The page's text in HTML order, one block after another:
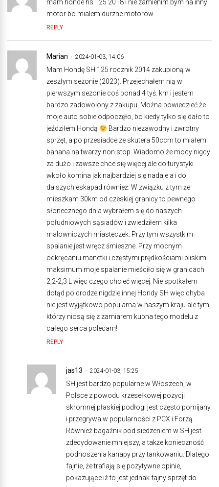
mam honde hs 125 2018 i nie zamienim bym na inny
motor bo mialem durzne motorow
REPLY
Marian 2024-01-03, 14:06
Mam Hondę SH 125 rocznik 2014 zakupioną w
zeszłym sezonie (2023). Przejechałem nią w
pierwszym sezonie coś ponad 4 tyś. km i jestem
bardzo zadowolony z zakupu. Można powiedzieć że
moje auto sobie odpoczęło, bo kiedy tylko się dało to
jeździłem Hondą
Bardzo niezawodny i zwrotny
sprzęt, a po przesiadce ze skutera 50ccm to miałem
banana na twarzy non stop. Wiadomo że mocy nigdy
za dużo i zawsze chce się więcej ale do turystyki
wkoło komina jak najbardziej się nadaje a i do
dalszych eskapad również. W związku z tym że
mieszkam 30km od czeskiej granicy to pewnego
słonecznego dnia wybrałem się do naszych
południowych sąsiadów i zwiedziłem kilka
malowniczych miasteczek. Przy tym wszystkim
spalanie jest wręcz śmieszne. Przy mocnym
odkręcaniu manetki i częstymi prędkościami bliskimi
maksimum moje spalanie mieściło się w granicach
2,2-2,3 L więc czego chcieć więcej. Nie spotkałem
dotąd po drodze nigdzie innej Hondy SH więc chyba
nie jest wyjątkowo popularna w naszym kraju ale tym
którzy niosą się z zamiarem kupna tego modelu z
całego serca polecam!
REPLY
jas13 2024-01-03, 15:25
SH jest bardzo popularne w Włoszech, w
Polsce z powodu krzesełkowej pozycji i
skromnej płaskiej podłogi jest często pomijany
i przegrywa w popularności z PCX i Forzą.
Również bagażnik pod siedzeniem w SH jest
zdecydowanie mniejszy, a także konieczność
podnoszenia kanapy przy tankowaniu. Dlatego
fajnie, że trafiają się pozytywne opinie,
pokazujące iż to jest jednak fajny sprzęt do